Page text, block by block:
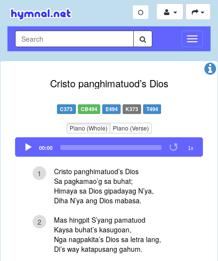
Toggle
Cristo panghimatuod’s Dios
C373 CB494 E494 K373 T494
Piano (Whole) Piano (Verse)
Audio
Player
00:00 1x
1
Cristo panghimatuod’s Dios
Sa pagkamao’g sa buhat;
Himaya sa Dios gipadayag N’ya,
Diha N’ya ang Dios mabasa.
2
Mas hingpit S’yang pamatuod
Kaysa buhat’s kasugoan,
Nga nagpakita’s Dios sa letra lang,
Di’s way katapusang gahum.